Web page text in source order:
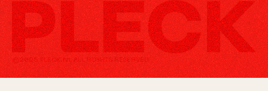
©2025 PLECK.NL ALL RIGHTS RESERVED